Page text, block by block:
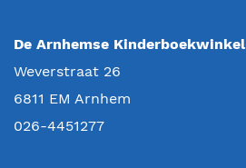
De Arnhemse Kinderboekwinkel
Weverstraat 26
6811 EM Arnhem
026-4451277